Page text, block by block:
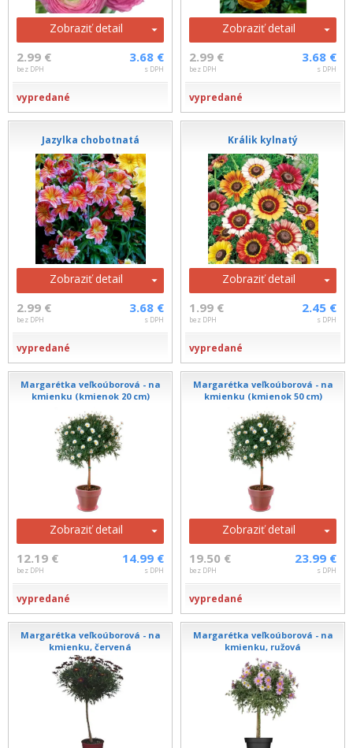
Zobraziť detail
2.99 €
bez DPH
3.68 €
s DPH
vypredané
Zobraziť detail
2.99 €
bez DPH
3.68 €
s DPH
vypredané
Jazylka chobotnatá
Zobraziť detail
2.99 €
bez DPH
3.68 €
s DPH
vypredané
Králik kylnatý
Zobraziť detail
1.99 €
bez DPH
2.45 €
s DPH
vypredané
Margarétka veľkoúborová - na
kmienku (kmienok 20 cm)
Zobraziť detail
12.19 €
bez DPH
14.99 €
s DPH
vypredané
Margarétka veľkoúborová - na
kmienku (kmienok 50 cm)
Zobraziť detail
19.50 €
bez DPH
23.99 €
s DPH
vypredané
Margarétka veľkoúborová - na
kmienku, červená
Margarétka veľkoúborová - na
kmienku, ružová